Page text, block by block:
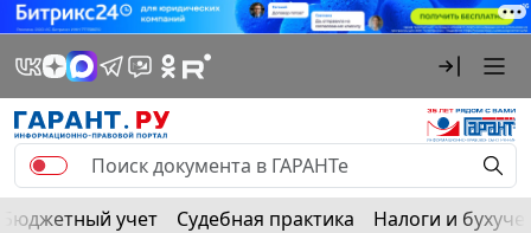
Бюджетный учет Судебная практика Налоги и